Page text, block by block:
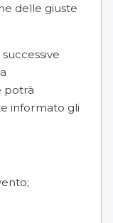
delle giuste
potrà
informato gli